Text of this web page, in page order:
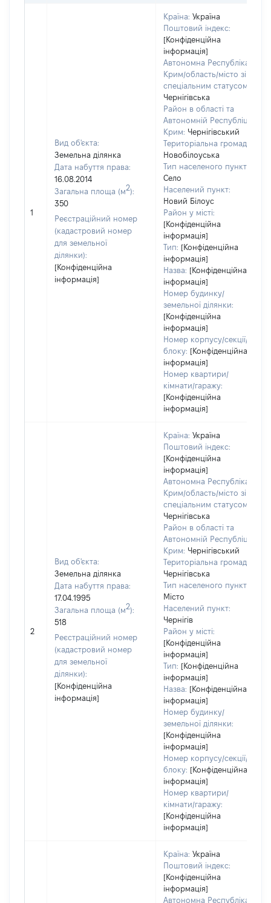
1
Вид об'єкта:
Земельна ділянка
Дата набуття права:
16.08.2014
Загальна площа (м2):
350
Реєстраційний номер
(кадастровий номер
для земельної
ділянки):
[Конфіденційна
інформація]
Країна: Україна
Поштовий індекс:
[Конфіденційна
інформація]
Автономна Республіка
Крим/область/місто зі
спеціальним статусом:
Чернігівська
Район в області та
Автономній Республіці
Крим: Чернігівський
Територіальна громада:
Новобілоуська
Тип населеного пункту:
Село
Населений пункт:
Новий Білоус
Район у місті:
[Конфіденційна
інформація]
Тип: [Конфіденційна
інформація]
Назва: [Конфіденційна
інформація]
Номер будинку/
земельної ділянки:
[Конфіденційна
інформація]
Номер корпусу/секції/
блоку: [Конфіденційна
інформація]
Номер квартири/
кімнати/гаражу:
[Конфіденційна
інформація]
2
Вид об'єкта:
Земельна ділянка
Дата набуття права:
17.04.1995
Загальна площа (м2):
518
Реєстраційний номер
(кадастровий номер
для земельної
ділянки):
[Конфіденційна
інформація]
Країна: Україна
Поштовий індекс:
[Конфіденційна
інформація]
Автономна Республіка
Крим/область/місто зі
спеціальним статусом:
Чернігівська
Район в області та
Автономній Республіці
Крим: Чернігівський
Територіальна громада:
Чернігівська
Тип населеного пункту:
Місто
Населений пункт:
Чернігів
Район у місті:
[Конфіденційна
інформація]
Тип: [Конфіденційна
інформація]
Назва: [Конфіденційна
інформація]
Номер будинку/
земельної ділянки:
[Конфіденційна
інформація]
Номер корпусу/секції/
блоку: [Конфіденційна
інформація]
Номер квартири/
кімнати/гаражу:
[Конфіденційна
інформація]
Країна: Україна
Поштовий індекс:
[Конфіденційна
інформація]
Автономна Республіка